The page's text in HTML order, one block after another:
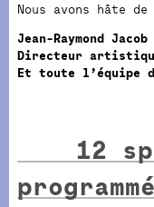
Nous avons hâte
Jean-Raymond Jacob
Directeur
Et toute l’équipe
12